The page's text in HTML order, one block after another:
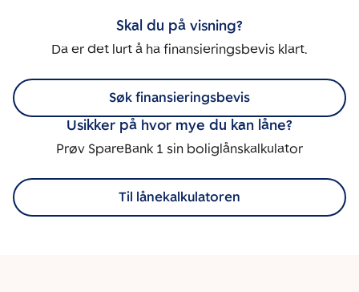
Skal du på visning?
Da er det lurt å ha finansieringsbevis klart.
Søk finansieringsbevis
Usikker på hvor mye du kan låne?
Prøv SpareBank 1 sin boliglånskalkulator
Til lånekalkulatoren